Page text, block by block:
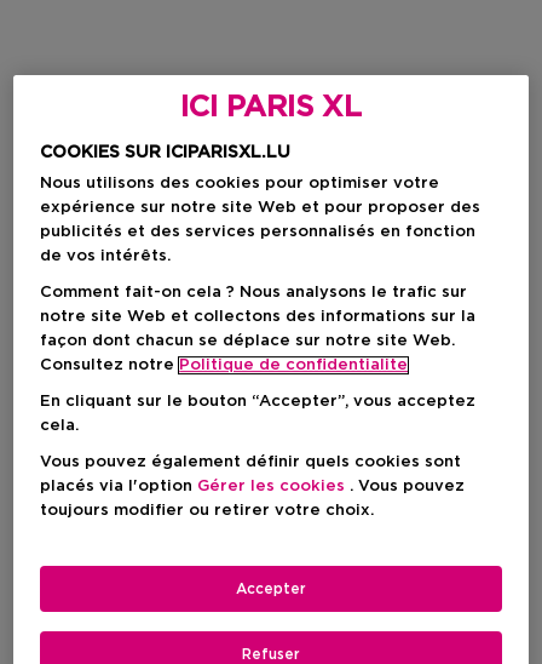
ICI PARIS XL
COOKIES SUR ICIPARISXL.LU
Nous utilisons des cookies pour optimiser votre
expérience sur notre site Web et pour proposer des
publicités et des services personnalisés en fonction
de vos intérêts.
Comment fait-on cela ? Nous analysons le trafic sur
notre site Web et collectons des informations sur la
façon dont chacun se déplace sur notre site Web.
Consultez notre Politique de confidentialite
En cliquant sur le bouton “Accepter”, vous acceptez
cela.
Vous pouvez également définir quels cookies sont
placés via l'option Gérer les cookies . Vous pouvez
toujours modifier ou retirer votre choix.
Refuser
Accepter